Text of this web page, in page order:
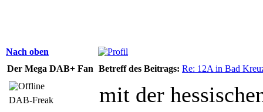
Nach oben
Der Mega DAB+ Fan Betreff des Beitrags: Re: 12A in Bad
DAB-Freak
mit der